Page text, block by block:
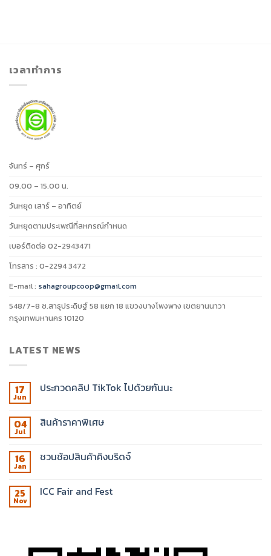
เวลาทำการ
จันทร์ – ศุกร์
09.00 – 15.00 น.
วันหยุด เสาร์ – อาทิตย์
วันหยุดตามประเพณีที่สหกรณ์กำหนด
เบอร์ติดต่อ 02-2943471
โทรสาร : 0-2294 3472
E-mail : sahagroupcoop@gmail.com
548/7-8 ซ.สาธุประดิษฐ์ 58 แยก 18 แขวงบางโพงพาง เขตยานนาวา
กรุงเทพมหานคร 10120
LATEST NEWS
17
Jun
ประกวดคลิป TikTok ไปด้วยกันนะ
04
Jul
สินค้าราคาพิเศษ
16
Jan
ชวนช้อปสินค้าคิงบริดจ์
25
Nov
ICC Fair and Fest